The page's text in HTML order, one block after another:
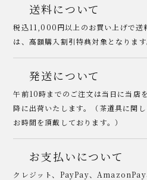
送料について
税込11,000円以上のお買い上げで送
は、高額購入割引特典対象となります
発送について
午前10時までのご注文は当日に当店
降に出荷いたします。（茶道具に関
お時間を頂戴しております。）
お支払いについて
クレジット、PayPay、AmazonPay